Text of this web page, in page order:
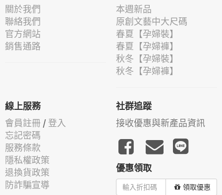
關於我們
聯絡我們
官方網站
銷售通路
本週新品
原創文藝中大尺碼
春夏【孕婦裝】
春夏【孕婦褲】
秋冬【孕婦裝】
秋冬【孕婦褲】
線上服務
會員註冊 / 登入
忘記密碼
服務條款
隱私權政策
退換貨政策
防詐騙宣導
社群追蹤
接收優惠與新產品資訊
優惠領取
領取優惠